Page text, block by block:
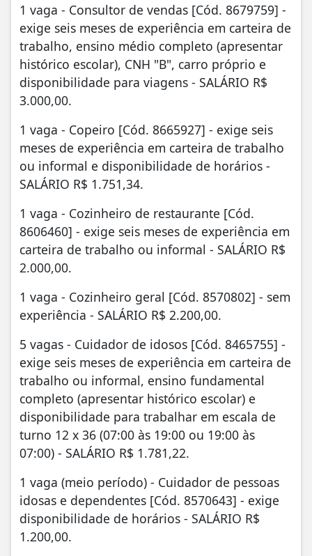
1 vaga - Consultor de vendas [Cód. 8679759] -
exige seis meses de experiência em carteira de
trabalho, ensino médio completo (apresentar
histórico escolar), CNH "B", carro próprio e
disponibilidade para viagens - SALÁRIO R$
3.000,00.
1 vaga - Copeiro [Cód. 8665927] - exige seis
meses de experiência em carteira de trabalho
ou informal e disponibilidade de horários -
SALÁRIO R$ 1.751,34.
1 vaga - Cozinheiro de restaurante [Cód.
8606460] - exige seis meses de experiência em
carteira de trabalho ou informal - SALÁRIO R$
2.000,00.
1 vaga - Cozinheiro geral [Cód. 8570802] - sem
experiência - SALÁRIO R$ 2.200,00.
5 vagas - Cuidador de idosos [Cód. 8465755] -
exige seis meses de experiência em carteira de
trabalho ou informal, ensino fundamental
completo (apresentar histórico escolar) e
disponibilidade para trabalhar em escala de
turno 12 x 36 (07:00 às 19:00 ou 19:00 às
07:00) - SALÁRIO R$ 1.781,22.
1 vaga (meio período) - Cuidador de pessoas
idosas e dependentes [Cód. 8570643] - exige
disponibilidade de horários - SALÁRIO R$
1.200,00.